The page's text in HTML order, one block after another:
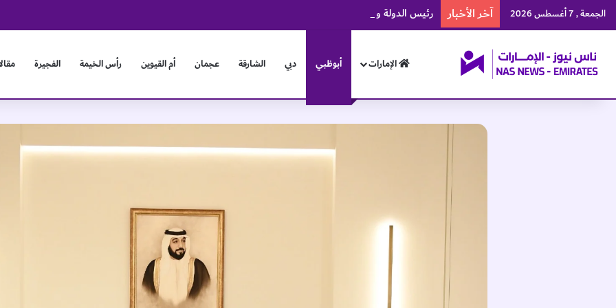
الجمعة , 7 أغسطس 2026 آخر الأخبار
الإمارات أبوظبي دبي الشارقة عجمان أم القيوين رأس الخيمة الفجيرة